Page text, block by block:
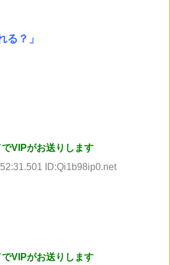
る？」
VIPがお送りします
ID:Qi1b98ip0.net
VIPがお送りします